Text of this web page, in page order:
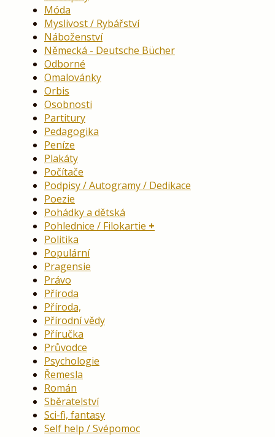
Móda
Myslivost / Rybářství
Náboženství
Německá - Deutsche Bücher
Odborné
Omalovánky
Orbis
Osobnosti
Partitury
Pedagogika
Peníze
Plakáty
Počítače
Podpisy / Autogramy / Dedikace
Poezie
Pohádky a dětská
Pohlednice / Filokartie
Politika
Populární
Pragensie
Právo
Příroda
Příroda,
Přírodní vědy
Příručka
Průvodce
Psychologie
Řemesla
Román
Sběratelství
Sci-fi, fantasy
Self help / Svépomoc